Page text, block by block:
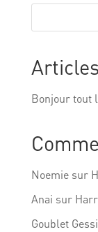
Bonjour tout
Noemiesur
Anai sur
Goublet